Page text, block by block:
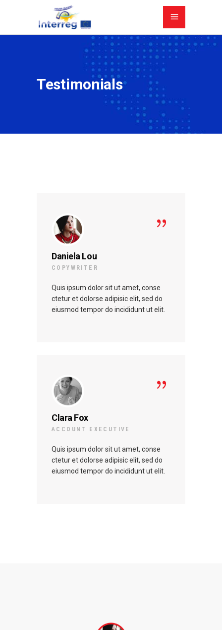
Testimonials
Daniela Lou
COPYWRITER
Quis ipsum dolor sit ut amet, conse
ctetur et dolorse adipisic elit, sed do
eiusmod tempor do incididunt ut elit.
Clara Fox
ACCOUNT EXECUTIVE
Quis ipsum dolor sit ut amet, conse
ctetur et dolorse adipisic elit, sed do
eiusmod tempor do incididunt ut elit.